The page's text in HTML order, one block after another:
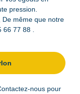
pression.
De même que notre
66 77 88 .
nous pour